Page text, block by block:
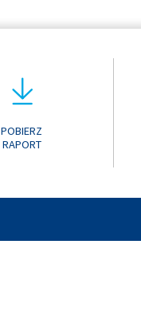
POBIERZ
RAPORT